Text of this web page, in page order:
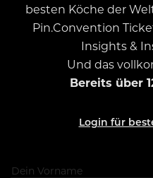
besten Köche der
Pin.Convention
Insights &
Und das
Bereits über
Login für
Dein Vorname